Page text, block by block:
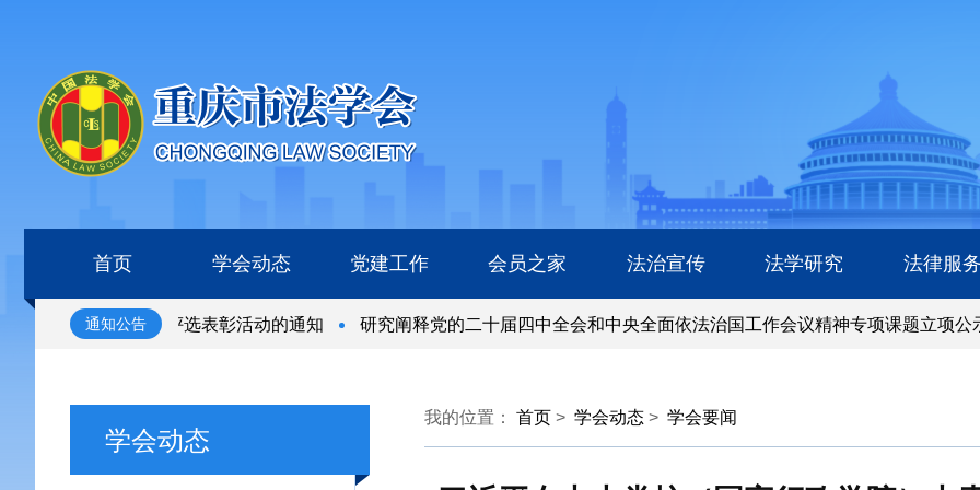
首页 学会动态 党建工作 会员之家 法治宣传 法学研究 法律服
通知公告
出青年法学家”评选表彰活动的通知
研究阐释党的二十届四中全会和中央全面依法治国工作会议精神专项课题立项公示公
出青年法学家”评选表彰活动的通知
学会动态
我的位置： 首页 > 学会动态 > 学会要闻